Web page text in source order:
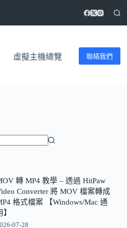
虛擬主機總覽 聯絡我們
轉 MP4 教學 – 透過 HitPaw
Converter 將 MOV 檔案轉成
格式檔案 【Windows/Mac 通
】
07-28